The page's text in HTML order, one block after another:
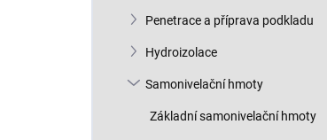
Penetrace a příprava podkladu
Hydroizolace
Samonivelační hmoty
Základní samonivelační hmoty